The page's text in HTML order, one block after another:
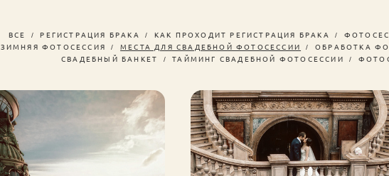
ВСЕ РЕГИСТРАЦИЯ БРАКА КАК ПРОХОДИТ РЕГИСТРАЦИЯ БРАКА
ЗИМНЯЯ ФОТОСЕССИЯ
МЕСТА ДЛЯ СВАДЕБНОЙ ФОТОСЕССИИ ОБРАБОТКА
СВАДЕБНЫЙ БАНКЕТ
ТАЙМИНГ СВАДЕБНОЙ ФОТОСЕССИИ